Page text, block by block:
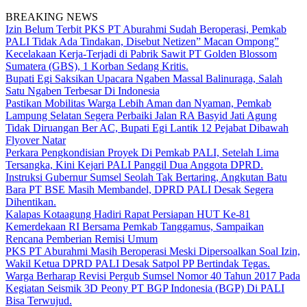
BREAKING NEWS
Izin Belum Terbit PKS PT Aburahmi Sudah Beroperasi, Pemkab
PALI Tidak Ada Tindakan, Disebut Netizen” Macan Ompong”
Kecelakaan Kerja-Terjadi di Pabrik Sawit PT Golden Blossom
Sumatera (GBS), 1 Korban Sedang Kritis.
Bupati Egi Saksikan Upacara Ngaben Massal Balinuraga, Salah
Satu Ngaben Terbesar Di Indonesia
Pastikan Mobilitas Warga Lebih Aman dan Nyaman, Pemkab
Lampung Selatan Segera Perbaiki Jalan RA Basyid Jati Agung
Tidak Diruangan Ber AC, Bupati Egi Lantik 12 Pejabat Dibawah
Flyover Natar
Perkara Pengkondisian Proyek Di Pemkab PALI, Setelah Lima
Tersangka, Kini Kejari PALI Panggil Dua Anggota DPRD.
Instruksi Gubernur Sumsel Seolah Tak Bertaring, Angkutan Batu
Bara PT BSE Masih Membandel, DPRD PALI Desak Segera
Dihentikan.
Kalapas Kotaagung Hadiri Rapat Persiapan HUT Ke-81
Kemerdekaan RI Bersama Pemkab Tanggamus, Sampaikan
Rencana Pemberian Remisi Umum
PKS PT Aburahmi Masih Beroperasi Meski Dipersoalkan Soal Izin,
Wakil Ketua DPRD PALI Desak Satpol PP Bertindak Tegas.
Warga Berharap Revisi Pergub Sumsel Nomor 40 Tahun 2017 Pada
Kegiatan Seismik 3D Peony PT BGP Indonesia (BGP) Di PALI
Bisa Terwujud.